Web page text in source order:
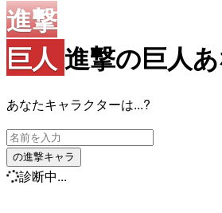
進撃
巨人進撃の巨人
あなたキャラクターは...?
の進撃キャラ
診断中...